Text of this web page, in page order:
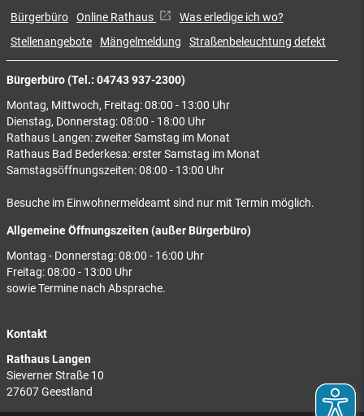
Bürgerbüro (Tel.: 04743 937-2300)
Montag, Mittwoch, Freitag: 08:00 - 13:00 Uhr
Dienstag, Donnerstag: 08:00 - 18:00 Uhr
Rathaus Langen: zweiter Samstag im Monat
Rathaus Bad Bederkesa: erster Samstag im Monat
Samstagsöffnungszeiten: 08:00 - 13:00 Uhr
Besuche im Einwohnermeldeamt sind nur mit Termin möglich.
Allgemeine Öffnungszeiten (außer Bürgerbüro)
Montag - Donnerstag: 08:00 - 16:00 Uhr
Freitag: 08:00 - 13:00 Uhr
sowie Termine nach Absprache.
Kontakt
Rathaus Langen
Sieverner Straße 10
27607 Geestland
Bürgerbüro Online Rathaus
Was erledige ich wo?
Stellenangebote
Mängelmeldung Straßenbeleuchtung defekt